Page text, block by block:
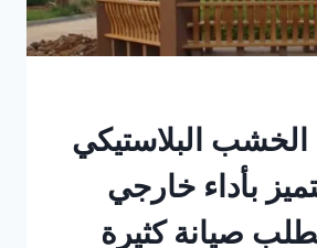
البلاستيكي
بأداء خارجي
صيانة كثيرة